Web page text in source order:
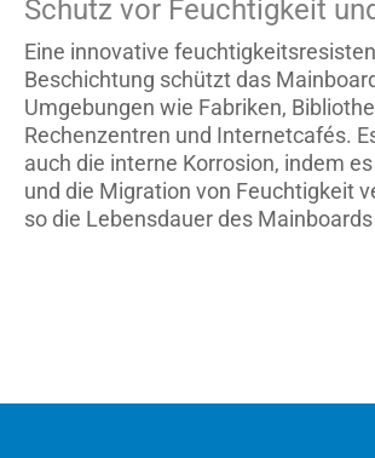
Schutz vor Feuchtigkeit
Eine innovative
Beschichtung schützt das
Umgebungen wie Fabriken,
Rechenzentren und Internetcafés.
auch die interne Korrosion, indem
und die Migration von Feuchtigkeit
so die Lebensdauer des